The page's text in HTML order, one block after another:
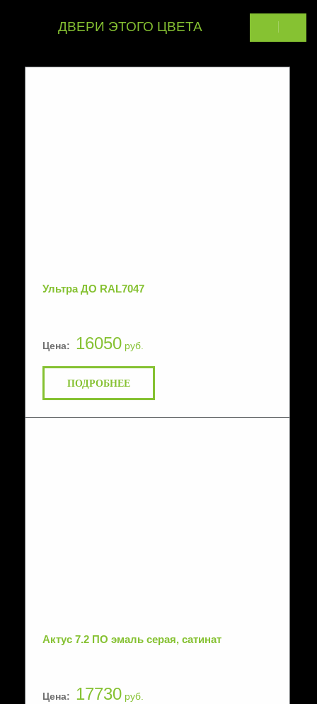
ДВЕРИ ЭТОГО ЦВЕТА
Ультра ДО RAL7047
Цена: 16050руб.
ПОДРОБНЕЕ
Актус 7.2 ПО эмаль серая, сатинат
Цена: 17730руб.